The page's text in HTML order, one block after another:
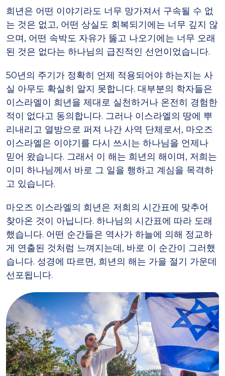
희년은 어떤 이야기라도 너무 망가져서 구속될 수 없
는 것은 없고, 어떤 상실도 회복되기에는 너무 깊지 않
으며, 어떤 속박도 자유가 뚫고 나오기에는 너무 오래
된 것은 없다는 하나님의 급진적인 선언이었습니다.
50년의 주기가 정확히 언제 적용되어야 하는지는 사
실 아무도 확실히 알지 못합니다. 대부분의 학자들은
이스라엘이 희년을 제대로 실천하거나 온전히 경험한
적이 없다고 동의합니다. 그러나 이스라엘의 땅에 뿌
리내리고 열방으로 퍼져 나간 사역 단체로서, 마오즈
이스라엘은 이야기를 다시 쓰시는 하나님을 언제나
믿어 왔습니다. 그래서 이 해는 희년의 해이며, 저희는
이미 하나님께서 바로 그 일을 행하고 계심을 목격하
고 있습니다.
마오즈 이스라엘의 희년은 저희의 시간표에 맞추어
찾아온 것이 아닙니다. 하나님의 시간표에 따라 도래
했습니다. 어떤 순간들은 역사가 하늘에 의해 정교하
게 연출된 것처럼 느껴지는데, 바로 이 순간이 그러했
습니다. 성경에 따르면, 희년의 해는 가을 절기 가운데
선포됩니다.